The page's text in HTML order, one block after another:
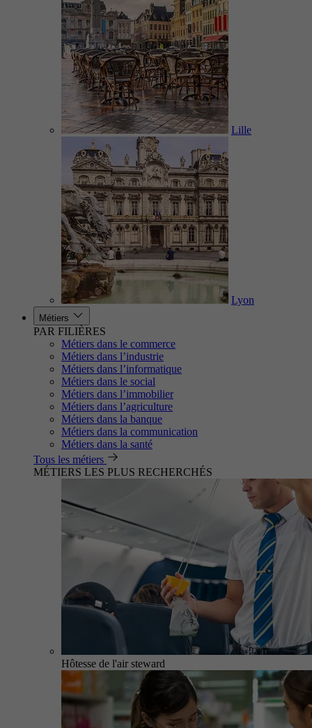
Lille
Lyon
Métiers
PAR FILIÈRES
Métiers dans le commerce
Métiers dans l’industrie
Métiers dans l’informatique
Métiers dans le social
Métiers dans l’immobilier
Métiers dans l’agriculture
Métiers dans la banque
Métiers dans la communication
Métiers dans la santé
Tous les métiers
MÉTIERS LES PLUS RECHERCHÉS
Hôtesse de l'air steward